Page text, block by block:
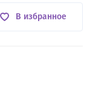
В избранное